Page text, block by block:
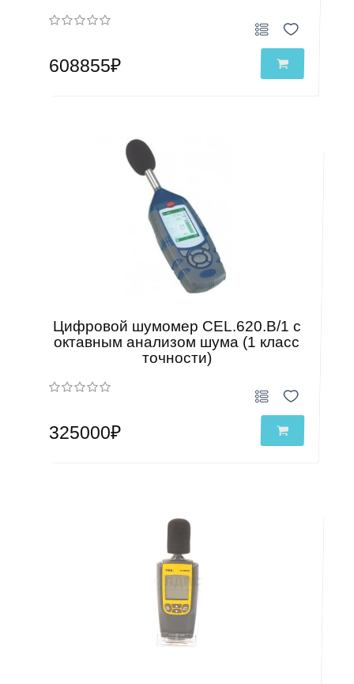
608855₽
Цифровой шумомер CEL.620.В/1 c
октавным анализом шума (1 класс
точности)
325000₽